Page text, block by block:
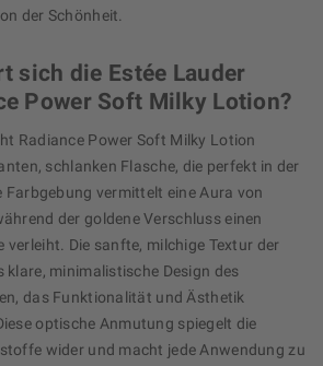
der Schönheit.
sich die Estée Lauder
Power Soft Milky Lotion?
Radiance Power Soft Milky Lotion
schlanken Flasche, die perfekt in der
Farbgebung vermittelt eine Aura von
der goldene Verschluss einen
verleiht. Die sanfte, milchige Textur der
minimalistische Design des
das Funktionalität und Ästhetik
optische Anmutung spiegelt die
wider und macht jede Anwendung zu